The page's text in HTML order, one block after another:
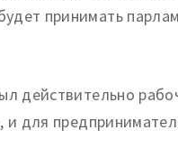
принимать
действительно
для